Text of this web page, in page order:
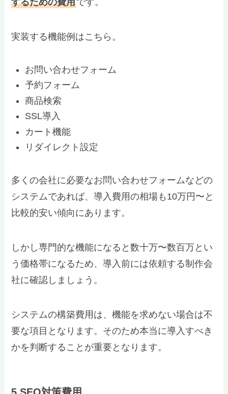
するための費用です。
実装する機能例はこちら。
お問い合わせフォーム
予約フォーム
商品検索
SSL導入
カート機能
リダイレクト設定
多くの会社に必要なお問い合わせフォームなどの
システムであれば、導入費用の相場も10万円〜と
比較的安い傾向にあります。
しかし専門的な機能になると数十万〜数百万とい
う価格帯になるため、導入前には依頼する制作会
社に確認しましょう。
システムの構築費用は、機能を求めない場合は不
要な項目となります。そのため本当に導入すべき
かを判断することが重要となります。